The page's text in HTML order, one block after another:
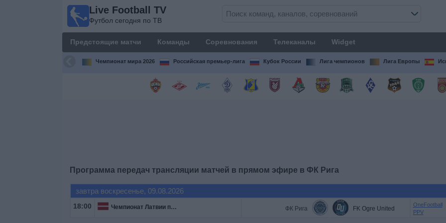
Live Football TV
Футбол сегодня по ТВ
Предстоящие матчи Команды Соревнования Телеканалы Widget
Чемпионат мира 2026 Российская премьер-лига Кубок России Лига чемпионов Лига Европы
Программа передач трансляции матчей в прямом эфире в ФК Рига
завтра воскресенье, 09.08.2026
18:00 Чемпионат Латвии по футболу ФК Рига FK Ogre United
OneFootball
PPV